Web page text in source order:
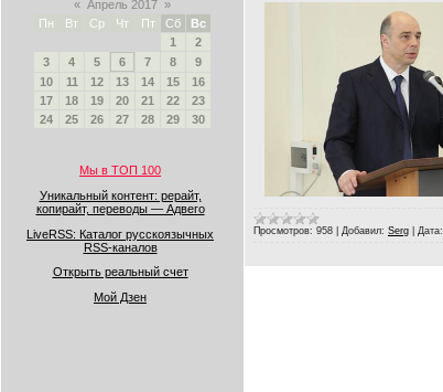
« Апрель 2017 »
Пн
Вт Ср Чт Пт Сб
Вс
1
2
3
4 5 6 7 8
9
10
11 12 13 14 15
16
17
18 19 20 21 22
23
24
25 26 27 28 29 30
Мы в ТОП 100
Уникальный контент: рерайт,
копирайт, переводы — Адвего
LiveRSS: Каталог русскоязычных
RSS-каналов
Открыть реальный счет
Мой Дзен
Просмотров: 958 Добавил: Serg Дата: